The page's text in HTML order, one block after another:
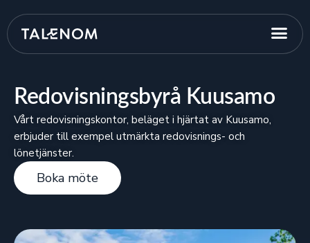
Redovisningsbyrå Kuusamo
Vårt redovisningskontor, beläget i hjärtat av Kuusamo,
erbjuder till exempel utmärkta redovisnings- och
lönetjänster.
Boka möte